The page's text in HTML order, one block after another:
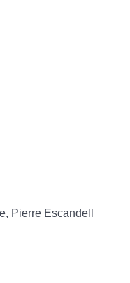
Pierre Escandell